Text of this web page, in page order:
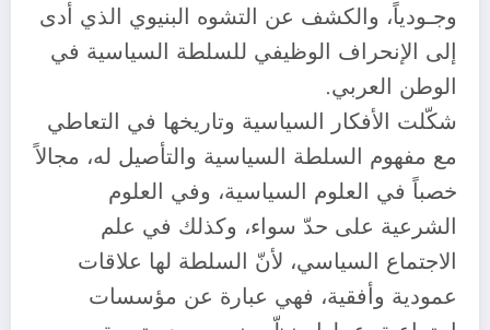
وجـودياً، والكشف عن التشوه البنيوي الذي أدى
إلى الإنحراف الوظيفي للسلطة السياسية في
الوطن العربي.
شكّلت الأفكار السياسية وتاريخها في التعاطي
مع مفهوم السلطة السياسية والتأصيل له، مجالاً
خصباً في العلوم السياسية، وفي العلوم
الشرعية على حدّ سواء، وكذلك في علم
الاجتماع السياسي، لأنّ السلطة لها علاقات
عمودية وأفقية، فهي عبارة عن مؤسسات